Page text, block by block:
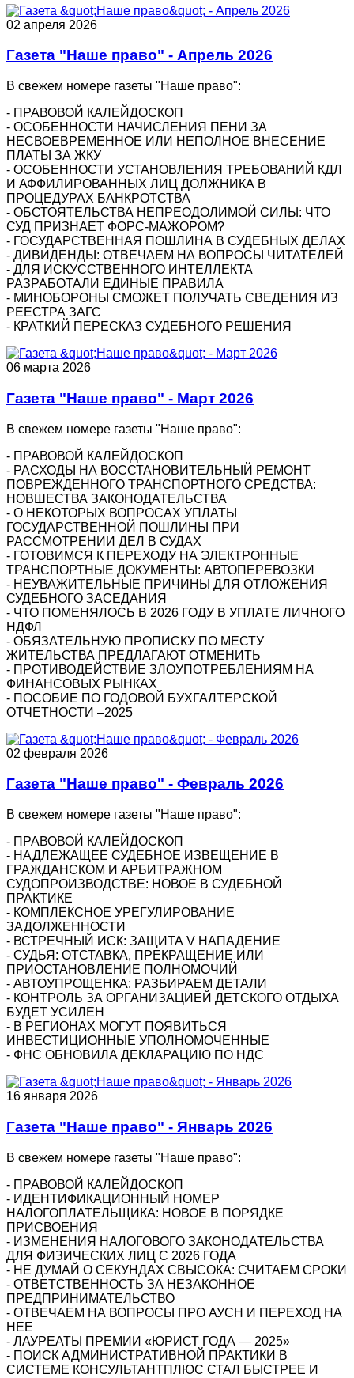
02 апреля 2026
Газета "Наше право" - Апрель 2026
В свежем номере газеты "Наше право":
- ПРАВОВОЙ КАЛЕЙДОСКОП
- ОСОБЕННОСТИ НАЧИСЛЕНИЯ ПЕНИ ЗА
НЕСВОЕВРЕМЕННОЕ ИЛИ НЕПОЛНОЕ ВНЕСЕНИЕ
ПЛАТЫ ЗА ЖКУ
- ОСОБЕННОСТИ УСТАНОВЛЕНИЯ ТРЕБОВАНИЙ КДЛ
И АФФИЛИРОВАННЫХ ЛИЦ ДОЛЖНИКА В
ПРОЦЕДУРАХ БАНКРОТСТВА
- ОБСТОЯТЕЛЬСТВА НЕПРЕОДОЛИМОЙ СИЛЫ: ЧТО
СУД ПРИЗНАЕТ ФОРС-МАЖОРОМ?
- ГОСУДАРСТВЕННАЯ ПОШЛИНА В СУДЕБНЫХ ДЕЛАХ
- ДИВИДЕНДЫ: ОТВЕЧАЕМ НА ВОПРОСЫ ЧИТАТЕЛЕЙ
- ДЛЯ ИСКУССТВЕННОГО ИНТЕЛЛЕКТА
РАЗРАБОТАЛИ ЕДИНЫЕ ПРАВИЛА
- МИНОБОРОНЫ СМОЖЕТ ПОЛУЧАТЬ СВЕДЕНИЯ ИЗ
РЕЕСТРА ЗАГС
- КРАТКИЙ ПЕРЕСКАЗ СУДЕБНОГО РЕШЕНИЯ
06 марта 2026
Газета "Наше право" - Март 2026
В свежем номере газеты "Наше право":
- ПРАВОВОЙ КАЛЕЙДОСКОП
- РАСХОДЫ НА ВОССТАНОВИТЕЛЬНЫЙ РЕМОНТ
ПОВРЕЖДЕННОГО ТРАНСПОРТНОГО СРЕДСТВА:
НОВШЕСТВА ЗАКОНОДАТЕЛЬСТВА
- О НЕКОТОРЫХ ВОПРОСАХ УПЛАТЫ
ГОСУДАРСТВЕННОЙ ПОШЛИНЫ ПРИ
РАССМОТРЕНИИ ДЕЛ В СУДАХ
- ГОТОВИМСЯ К ПЕРЕХОДУ НА ЭЛЕКТРОННЫЕ
ТРАНСПОРТНЫЕ ДОКУМЕНТЫ: АВТОПЕРЕВОЗКИ
- НЕУВАЖИТЕЛЬНЫЕ ПРИЧИНЫ ДЛЯ ОТЛОЖЕНИЯ
СУДЕБНОГО ЗАСЕДАНИЯ
- ЧТО ПОМЕНЯЛОСЬ В 2026 ГОДУ В УПЛАТЕ ЛИЧНОГО
НДФЛ
- ОБЯЗАТЕЛЬНУЮ ПРОПИСКУ ПО МЕСТУ
ЖИТЕЛЬСТВА ПРЕДЛАГАЮТ ОТМЕНИТЬ
- ПРОТИВОДЕЙСТВИЕ ЗЛОУПОТРЕБЛЕНИЯМ НА
ФИНАНСОВЫХ РЫНКАХ
- ПОСОБИЕ ПО ГОДОВОЙ БУХГАЛТЕРСКОЙ
ОТЧЕТНОСТИ –2025
02 февраля 2026
Газета "Наше право" - Февраль 2026
В свежем номере газеты "Наше право":
- ПРАВОВОЙ КАЛЕЙДОСКОП
- НАДЛЕЖАЩЕЕ СУДЕБНОЕ ИЗВЕЩЕНИЕ В
ГРАЖДАНСКОМ И АРБИТРАЖНОМ
СУДОПРОИЗВОДСТВЕ: НОВОЕ В СУДЕБНОЙ
ПРАКТИКЕ
- КОМПЛЕКСНОЕ УРЕГУЛИРОВАНИЕ
ЗАДОЛЖЕННОСТИ
- ВСТРЕЧНЫЙ ИСК: ЗАЩИТА V НАПАДЕНИЕ
- СУДЬЯ: ОТСТАВКА, ПРЕКРАЩЕНИЕ ИЛИ
ПРИОСТАНОВЛЕНИЕ ПОЛНОМОЧИЙ
- АВТОУПРОЩЕНКА: РАЗБИРАЕМ ДЕТАЛИ
- КОНТРОЛЬ ЗА ОРГАНИЗАЦИЕЙ ДЕТСКОГО ОТДЫХА
БУДЕТ УСИЛЕН
- В РЕГИОНАХ МОГУТ ПОЯВИТЬСЯ
ИНВЕСТИЦИОННЫЕ УПОЛНОМОЧЕННЫЕ
- ФНС ОБНОВИЛА ДЕКЛАРАЦИЮ ПО НДС
16 января 2026
Газета "Наше право" - Январь 2026
В свежем номере газеты "Наше право":
- ПРАВОВОЙ КАЛЕЙДОСКОП
- ИДЕНТИФИКАЦИОННЫЙ НОМЕР
НАЛОГОПЛАТЕЛЬЩИКА: НОВОЕ В ПОРЯДКЕ
ПРИСВОЕНИЯ
- ИЗМЕНЕНИЯ НАЛОГОВОГО ЗАКОНОДАТЕЛЬСТВА
ДЛЯ ФИЗИЧЕСКИХ ЛИЦ С 2026 ГОДА
- НЕ ДУМАЙ О СЕКУНДАХ СВЫСОКА: СЧИТАЕМ СРОКИ
- ОТВЕТСТВЕННОСТЬ ЗА НЕЗАКОННОЕ
ПРЕДПРИНИМАТЕЛЬСТВО
- ОТВЕЧАЕМ НА ВОПРОСЫ ПРО АУСН И ПЕРЕХОД НА
НЕЕ
- ЛАУРЕАТЫ ПРЕМИИ «ЮРИСТ ГОДА — 2025»
- ПОИСК АДМИНИСТРАТИВНОЙ ПРАКТИКИ В
СИСТЕМЕ КОНСУЛЬТАНТПЛЮС СТАЛ БЫСТРЕЕ И